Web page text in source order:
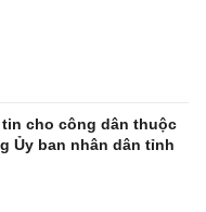
cho công dân thuộc
Ủy ban nhân dân tỉnh